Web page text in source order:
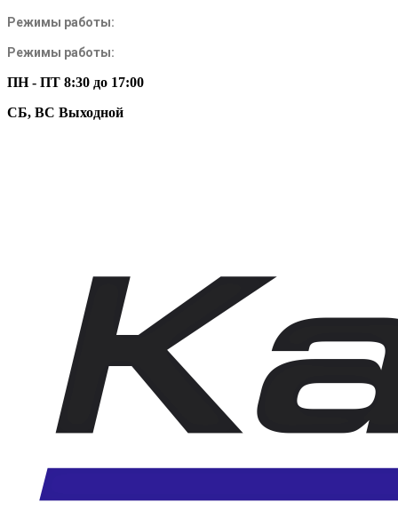
Режимы работы:
Режимы работы:
ПН - ПТ 8:30 до 17:00
СБ, ВС Выходной